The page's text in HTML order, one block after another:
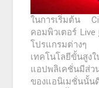
ในการเริ่มต้น
คอมพิวเตอร์ Live
โปรแกรมต่างๆ
เทคโนโลยีขั้นสูง
แอปพลิเคชั่นมีส่ว
ของแอนิเมชั่นนั้